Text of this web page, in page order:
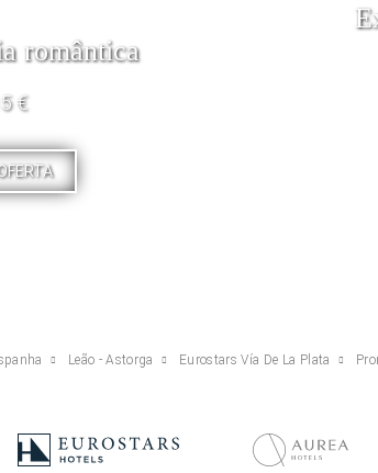
romântica
€
Leão - Astorga Eurostars Vía De La Plata